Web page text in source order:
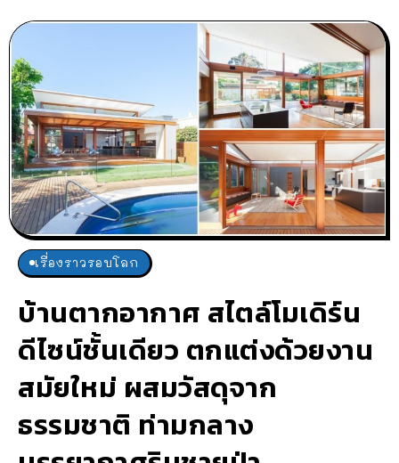
เรื่องราวรอบโลก
บ้านตากอากาศ สไตล์โมเดิร์น
ดีไซน์ชั้นเดียว ตกแต่งด้วยงาน
สมัยใหม่ ผสมวัสดุจาก
ธรรมชาติ ท่ามกลาง